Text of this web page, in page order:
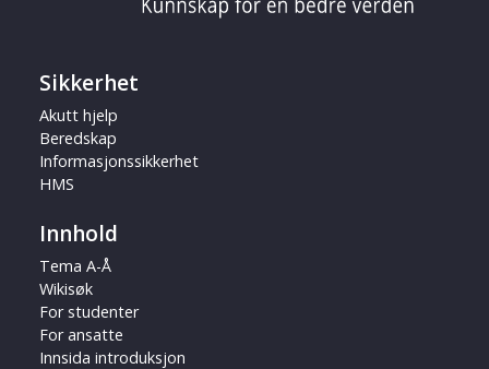
Sikkerhet
Akutt hjelp
Beredskap
Informasjonssikkerhet
HMS
Innhold
Tema A-Å
Wikisøk
For studenter
For ansatte
Innsida introduksjon